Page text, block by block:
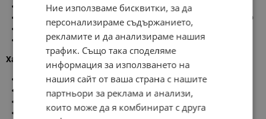
ремонт и изграждане на тунели от фолио
съединяване, уплътняване на градинско и покривно фолио
съединяване на различни видовве LDPE, PE фолиа
ремонт на пластмасови изделия
Характеристика :
ширина:48 мм
дължина :20 м
материал:
Цвят :безцветен
Ние използваме бисквитки, за да
персонализираме съдържанието,
рекламите и да анализираме нашия
трафик. Също така споделяме
информация за използването на
нашия сайт от ваша страна с нашите
партньори за реклама и анализи,
които може да я комбинират с друга